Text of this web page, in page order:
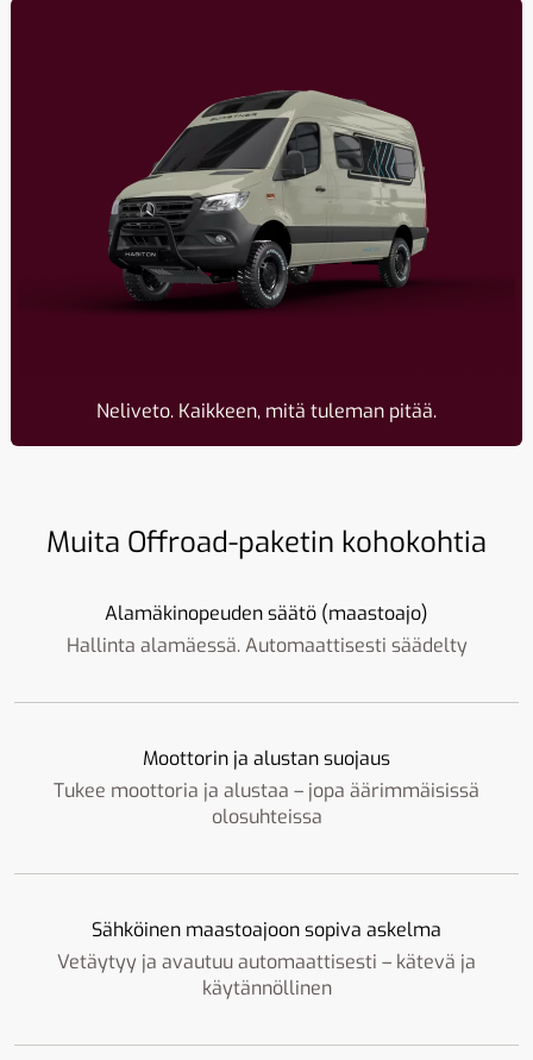
Neliveto. Kaikkeen, mitä tuleman pitää.
Muita Offroad-paketin kohokohtia
Alamäkinopeuden säätö (maastoajo)
Hallinta alamäessä. Automaattisesti säädelty
Moottorin ja alustan suojaus
Tukee moottoria ja alustaa – jopa äärimmäisissä
olosuhteissa
Sähköinen maastoajoon sopiva askelma
Vetäytyy ja avautuu automaattisesti – kätevä ja
käytännöllinen